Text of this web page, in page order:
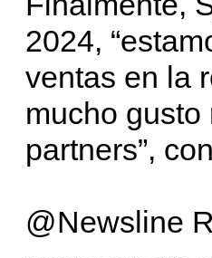
2024,
ventas en la
mucho
partners”,
@Newsline